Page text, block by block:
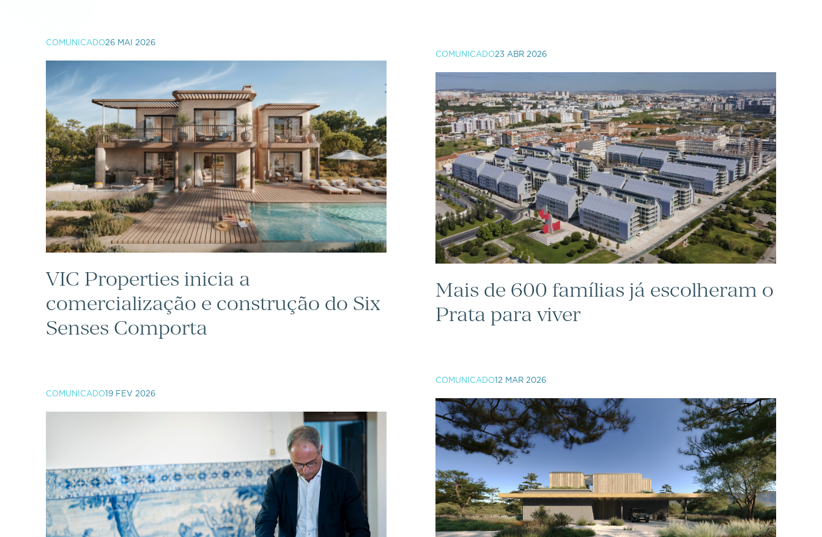
COMUNICADO26 MAI 2026
VIC Properties inicia a
comercialização e construção do Six
Senses Comporta
COMUNICADO23 ABR 2026
Mais de 600 famílias já escolheram o
Prata para viver
COMUNICADO12 MAR 2026
COMUNICADO19 FEV 2026